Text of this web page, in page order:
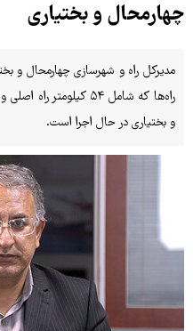
چهارمحال و بختیاری
و بختیاری در حال اجرا است.